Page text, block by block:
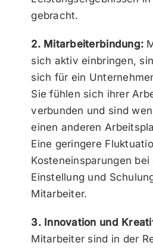
gebracht.
2. Mitarbeiterbindung:
sich aktiv einbringen,
sich für ein
Sie fühlen sich ihrer
verbunden und sind
einen anderen
Eine geringere
Kosteneinsparungen
Einstellung und
Mitarbeiter.
3. Innovation und
Mitarbeiter sind in der